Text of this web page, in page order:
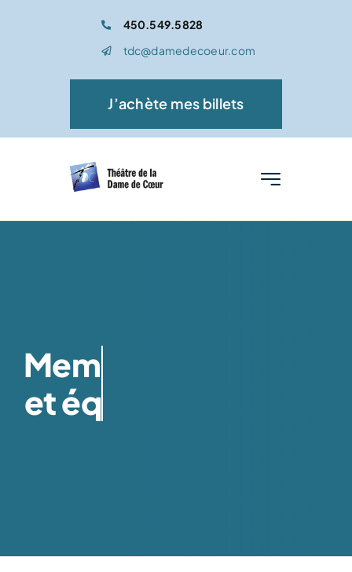
450.549.5828
tdc@damedecoeur.com
J’achète mes billets
Toggle
Accueil
Événements spéciaux